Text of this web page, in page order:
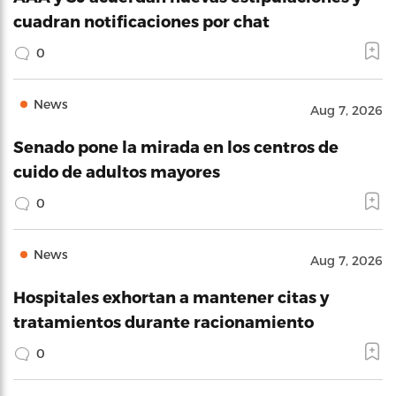
cuadran notificaciones por chat
0
News Aug 7, 2026
Senado pone la mirada en los centros de
cuido de adultos mayores
0
News Aug 7, 2026
Hospitales exhortan a mantener citas y
tratamientos durante racionamiento
0